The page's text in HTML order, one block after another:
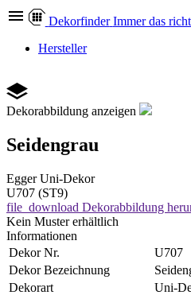
Dekorfinder Immer das
Hersteller
Dekorabbildung anzeigen
Seidengrau
Egger Uni-Dekor
U707 (ST9)
file_download Dekorabbildung
Kein Muster erhältlich
Informationen
Dekor Nr.
U707
Dekor Bezeichnung
Dekorart
Uni-